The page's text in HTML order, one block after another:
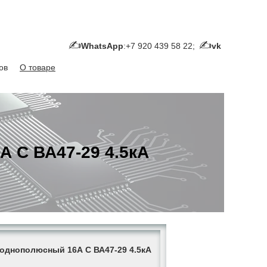
WhatsApp:+7 920 439 58 22; vk
О товаре
С ВА47-29 4.5кА
16А С ВА47-29 4.5кА